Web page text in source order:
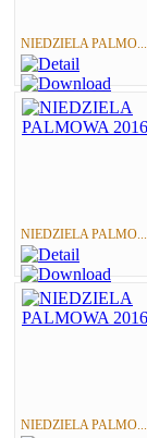
NIEDZIELA PALMO...
NIEDZIELA PALMO...
NIEDZIELA PALMO...